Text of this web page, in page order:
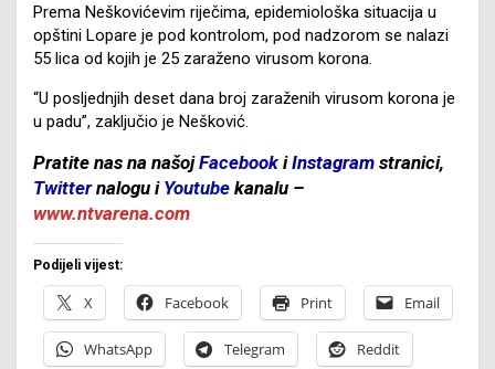
Prema Neškovićevim riječima, epidemiološka situacija u
opštini Lopare je pod kontrolom, pod nadzorom se nalazi
55 lica od kojih je 25 zaraženo virusom korona.
“U posljednjih deset dana broj zaraženih virusom korona je
u padu”, zaključio je Nešković.
Pratite nas na našojFacebookiInstagram stranici,
Twitternalogu i Youtube kanalu –
www.ntvarena.com
Podijeli vijest:
X Facebook Print Email
WhatsApp Telegram Reddit